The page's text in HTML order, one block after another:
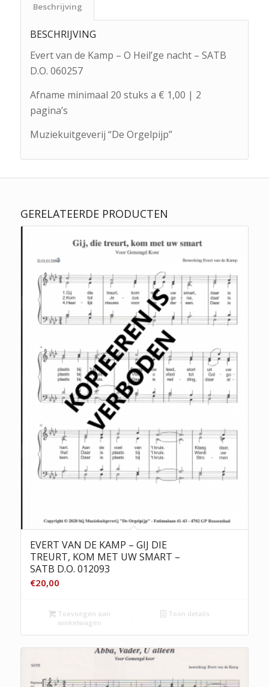
Beschrijving
BESCHRIJVING
Evert van de Kamp – O Heil’ge nacht – SATB
D.O. 060257
Afname minimaal 20 stuks a € 1,00 | 2
pagina’s
Muziekuitgeverij “De Orgelpijp”
GERELATEERDE PRODUCTEN
EVERT VAN DE KAMP – GIJ DIE
TREURT, KOM MET UW SMART –
SATB D.O. 012093
€20,00
Toevoegen aan
winkelwagen
Toon details